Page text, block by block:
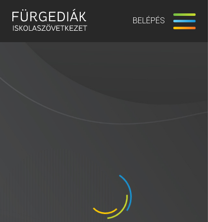
BELÉPÉS